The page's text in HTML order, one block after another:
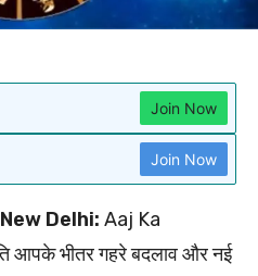
Join Now
Join Now
Delhi: Aaj Ka
आपके भीतर गहरे बदलाव और नई